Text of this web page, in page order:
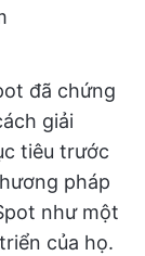
đã chứng
giải
tiêu trước
pháp
như một
của họ.